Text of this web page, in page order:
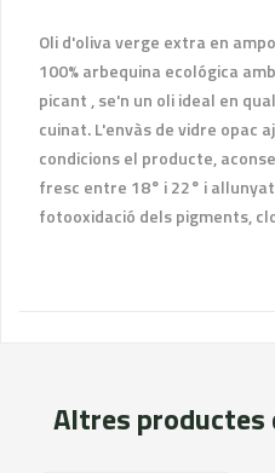
Oli d'oliva verge extra en
100% arbequina ecológica
picant , se'n un oli ideal en
cuinat. L'envàs de vidre opac
condicions el producte,
fresc entre 18° i 22° i
fotooxidació dels pigments,
Altres productes